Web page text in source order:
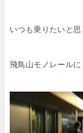
いつも乗りたいと思
飛鳥山モノレールに